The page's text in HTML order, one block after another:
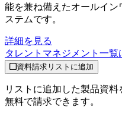
能を兼ね備えたオールイ
ステムです。
詳細を見る
タレントマネジメント 一覧
資料請求リストに追加
リストに追加した製品資料
無料で請求できます。